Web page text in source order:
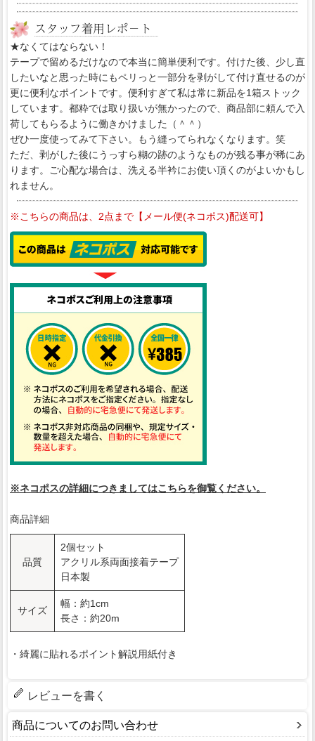
★なくてはならない！
テープで留めるだけなので本当に簡単便利です。付けた後、少し直
したいなと思った時にもペリっと一部分を剥がして付け直せるのが
更に便利なポイントです。便利すぎて私は常に新品を1箱ストック
しています。都粋では取り扱いが無かったので、商品部に頼んで入
荷してもらるように働きかけました（＾＾）
ぜひ一度使ってみて下さい。もう縫ってられなくなります。笑
ただ、剥がした後にうっすら糊の跡のようなものが残る事が稀にあ
ります。ご心配な場合は、洗える半衿にお使い頂くのがよいかもし
れません。
※こちらの商品は、2点まで【メール便(ネコポス)配送可】
※ネコポスの詳細につきましてはこちらを御覧ください。
商品詳細
品質
2個セット
アクリル系両面接着テープ
日本製
サイズ
幅：約1cm
長さ：約20m
・綺麗に貼れるポイント解説用紙付き
レビューを書く
商品についてのお問い合わせ